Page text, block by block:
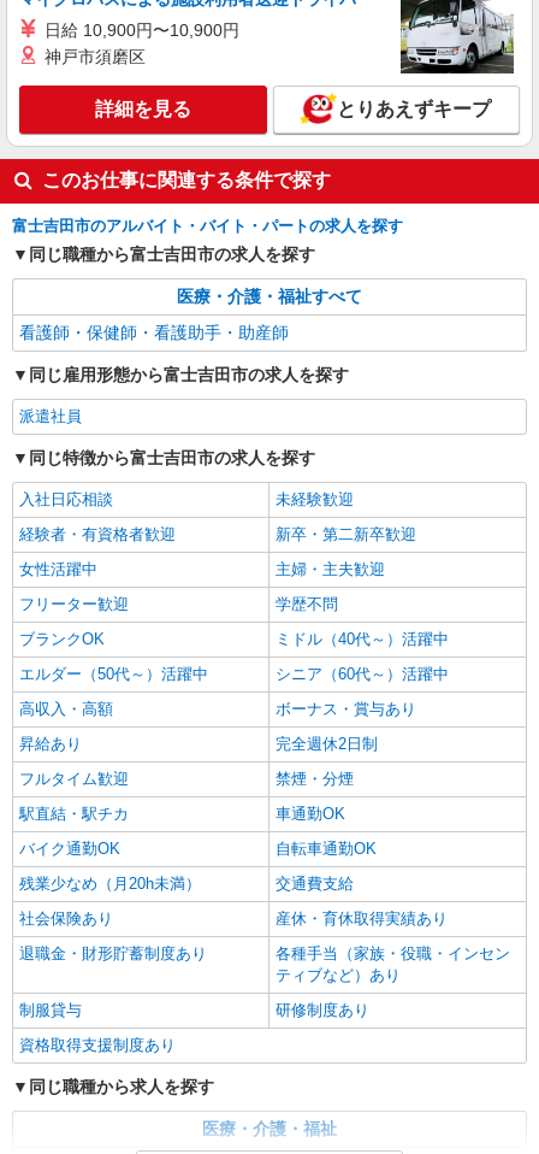
日給 10,900円〜10,900円
神戸市須磨区
詳細を見る とりあえずキープ
このお仕事に関連する条件で探す
富士吉田市のアルバイト・バイト・パートの求人を探す
同じ職種から富士吉田市の求人を探す
医療・介護・福祉すべて
看護師・保健師・看護助手・助産師
同じ雇用形態から富士吉田市の求人を探す
派遣社員
同じ特徴から富士吉田市の求人を探す
入社日応相談
未経験歓迎
経験者・有資格者歓迎
新卒・第二新卒歓迎
女性活躍中
主婦・主夫歓迎
フリーター歓迎
学歴不問
ブランクOK
ミドル（40代～）活躍中
エルダー（50代～）活躍中
シニア（60代～）活躍中
高収入・高額
ボーナス・賞与あり
昇給あり
完全週休2日制
フルタイム歓迎
禁煙・分煙
駅直結・駅チカ
車通勤OK
バイク通勤OK
自転車通勤OK
残業少なめ（月20h未満）
交通費支給
社会保険あり
産休・育休取得実績あり
退職金・財形貯蓄制度あり
各種手当（家族・役職・インセン
ティブなど）あり
制服貸与
研修制度あり
資格取得支援制度あり
同じ職種から求人を探す
医療・介護・福祉